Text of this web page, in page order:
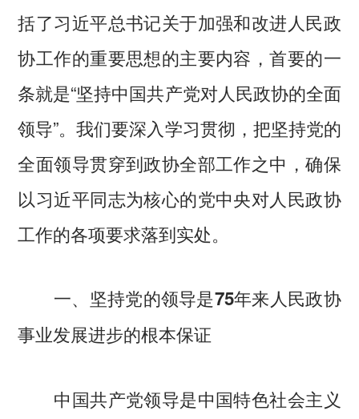
括了习近平总书记关于加强和改进人民政
协工作的重要思想的主要内容，首要的一
条就是“坚持中国共产党对人民政协的全面
领导”。我们要深入学习贯彻，把坚持党的
全面领导贯穿到政协全部工作之中，确保
以习近平同志为核心的党中央对人民政协
工作的各项要求落到实处。
一、坚持党的领导是75年来人民政协
事业发展进步的根本保证
中国共产党领导是中国特色社会主义